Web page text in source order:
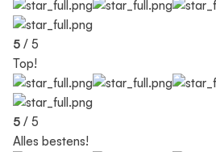
5 / 5
Top!
5 / 5
Alles bestens!